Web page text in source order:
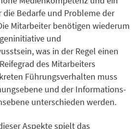
die Bedarfe und Probleme der
Mitarbeiter benötigen wiederum
und
was in der Regel einen
des Mitarbeiters
Führungsverhalten muss
und der Informations-
unterschieden werden.
Aspekte spielt das